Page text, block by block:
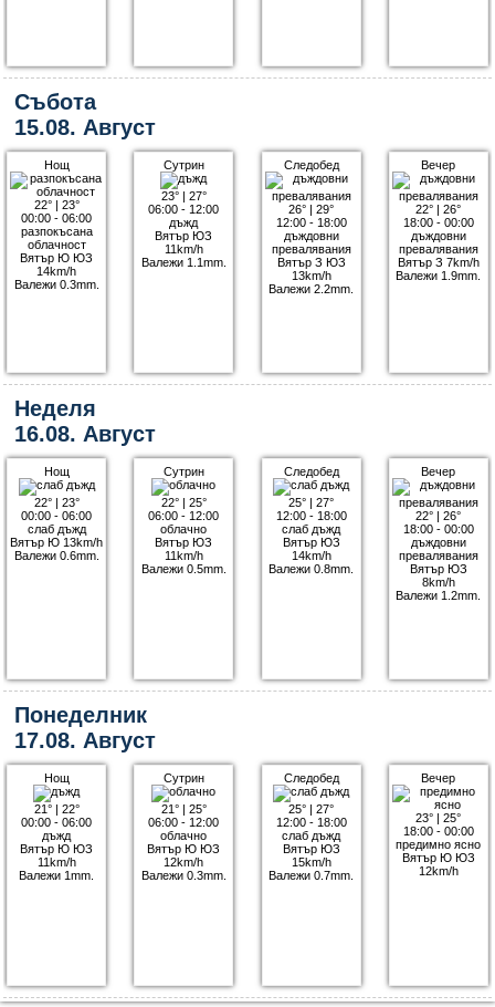
Събота
15.08. Август
Нощ
22°| 23°
00:00 - 06:00
разпокъсана
облачност
Вятър Ю ЮЗ
14km/h
Валежи 0.3mm.
Сутрин
23°| 27°
06:00 - 12:00
дъжд
Вятър ЮЗ
11km/h
Валежи 1.1mm.
Следобед
26° |29°
12:00 - 18:00
дъждовни
превалявания
Вятър З ЮЗ
13km/h
Валежи 2.2mm.
Вечер
22° |26°
18:00 - 00:00
дъждовни
превалявания
Вятър З 7km/h
Валежи 1.9mm.
Неделя
16.08. Август
Нощ
22°| 23°
00:00 - 06:00
слаб дъжд
Вятър Ю 13km/h
Валежи 0.6mm.
Сутрин
22°| 25°
06:00 - 12:00
облачно
Вятър ЮЗ
11km/h
Валежи 0.5mm.
Следобед
25° |27°
12:00 - 18:00
слаб дъжд
Вятър ЮЗ
14km/h
Валежи 0.8mm.
Вечер
22° |26°
18:00 - 00:00
дъждовни
превалявания
Вятър ЮЗ
8km/h
Валежи 1.2mm.
Понеделник
17.08. Август
Нощ
21°| 22°
00:00 - 06:00
дъжд
Вятър Ю ЮЗ
11km/h
Валежи 1mm.
Сутрин
21°| 25°
06:00 - 12:00
облачно
Вятър Ю ЮЗ
12km/h
Валежи 0.3mm.
Следобед
25° |27°
12:00 - 18:00
слаб дъжд
Вятър ЮЗ
15km/h
Валежи 0.7mm.
Вечер
23° |25°
18:00 - 00:00
предимно ясно
Вятър Ю ЮЗ
12km/h